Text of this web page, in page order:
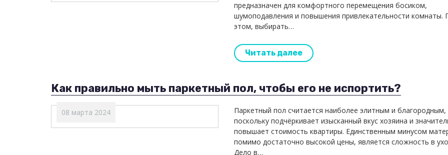
предназначен для комфортного перемещения босиком,
шумоподавления и повышения привлекательности комнаты.
этом, выбирать…
Читать далее
Как правильно мыть паркетный пол, чтобы его не испортить?
08 марта 2024
Паркетный пол считается наиболее элитным и благородным,
поскольку подчёркивает изысканный вкус хозяина и
повышает стоимость квартиры. Единственным минусом
помимо достаточно высокой цены, является сложность в
Дело в…